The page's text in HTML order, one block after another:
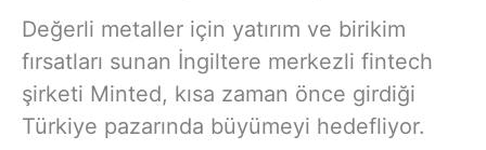
Değerli metaller için yatırım ve birikim
fırsatları sunan İngiltere merkezli fintech
şirketi Minted, kısa zaman önce girdiği
Türkiye pazarında büyümeyi hedefliyor.